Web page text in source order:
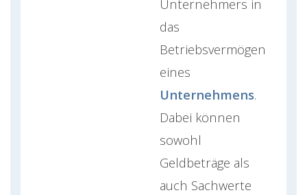
Unternehmers in
das
Betriebsvermögen
eines
Unternehmens.
Dabei können
sowohl
Geldbeträge als
auch Sachwerte